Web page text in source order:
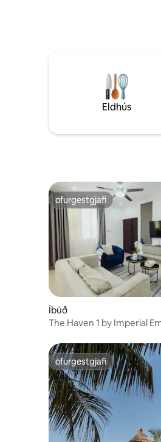
fjölskylduna, teymið,
þennan frábæra stað með
skemmtunar, vinnu og
SETTU MEIRA EINS OG
Eldhús
ofurgestgjafi
ofurgestgjafi
Íbúð
The Haven 1 by Imperial
ofurgestgjafi
ofurgestgjafi